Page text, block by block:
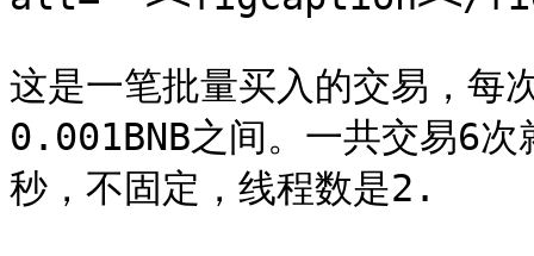
这是一笔批量买入的交易，每
0.001BNB之间。一共交易6
秒，不固定，线程数是2.